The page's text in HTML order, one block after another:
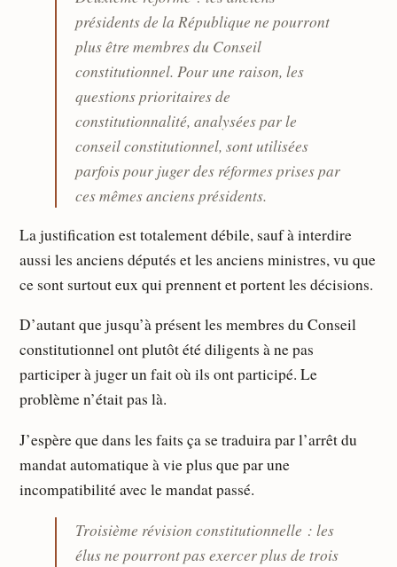
présidents de la République ne pourront
plus être membres du Conseil
constitutionnel. Pour une raison, les
questions prioritaires de
constitutionnalité, analysées par le
conseil constitutionnel, sont utilisées
parfois pour juger des réformes prises par
ces mêmes anciens présidents.
La justification est totalement débile, sauf à interdire
aussi les anciens députés et les anciens ministres, vu que
ce sont surtout eux qui prennent et portent les décisions.
D’autant que jusqu’à présent les membres du Conseil
constitutionnel ont plutôt été diligents à ne pas
participer à juger un fait où ils ont participé. Le
problème n’était pas là.
J’espère que dans les faits ça se traduira par l’arrêt du
mandat automatique à vie plus que par une
incompatibilité avec le mandat passé.
Troisième révision constitutionnelle : les
élus ne pourront pas exercer plus de trois